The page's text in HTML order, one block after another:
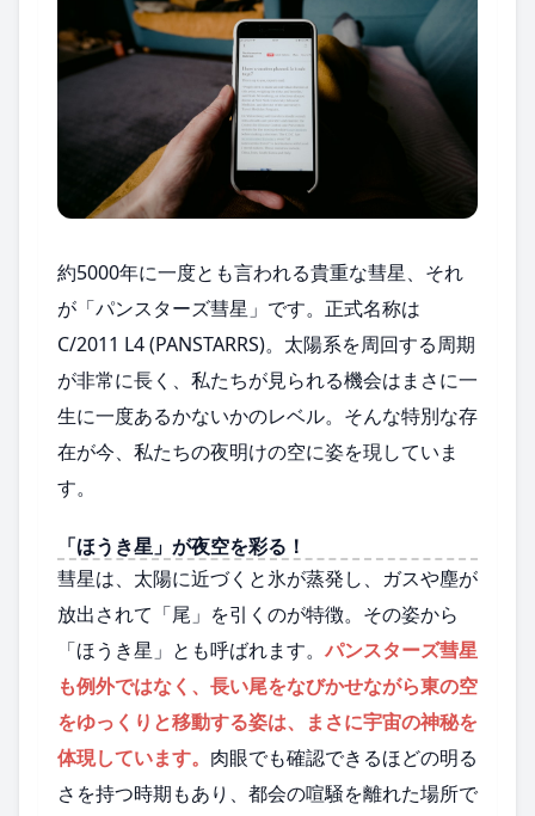
約5000年に一度とも言われる貴重な彗星、それ
が「パンスターズ彗星」です。正式名称は
C/2011 L4 (PANSTARRS)。太陽系を周回する周期
が非常に長く、私たちが見られる機会はまさに一
生に一度あるかないかのレベル。そんな特別な存
在が今、私たちの夜明けの空に姿を現していま
す。
「ほうき星」が夜空を彩る！
彗星は、太陽に近づくと氷が蒸発し、ガスや塵が
放出されて「尾」を引くのが特徴。その姿から
「ほうき星」とも呼ばれます。 パンスターズ彗星
も例外ではなく、長い尾をなびかせながら東の空
をゆっくりと移動する姿は、まさに宇宙の神秘を
体現しています。 肉眼でも確認できるほどの明る
さを持つ時期もあり、都会の喧騒を離れた場所で